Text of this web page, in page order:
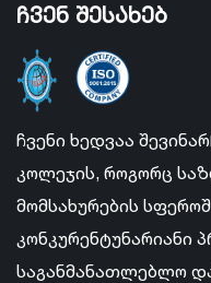
ჩვენ შესახებ
ჩვენი ხედვაა
კოლეჯის, როგორც
მომსახურების
კონკურენტუნარიანი
საგანმანათლებლო